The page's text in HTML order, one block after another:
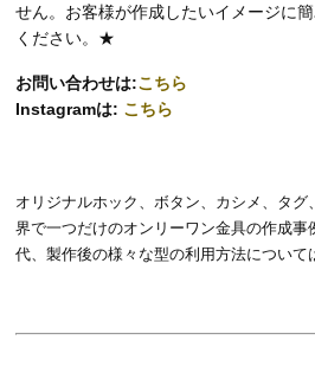
せん。お客様が作成したいイメージに
ください。★
お問い合わせは:こちら
Instagramは: こちら
オリジナルホック、ボタン、カシメ、タ
界で一つだけのオンリーワン金具の作成事
代、製作後の様々な型の利用方法について